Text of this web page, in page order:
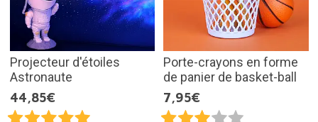
Projecteur d'étoiles
Astronaute
44,85€
Porte-crayons en forme
de panier de basket-ball
7,95€